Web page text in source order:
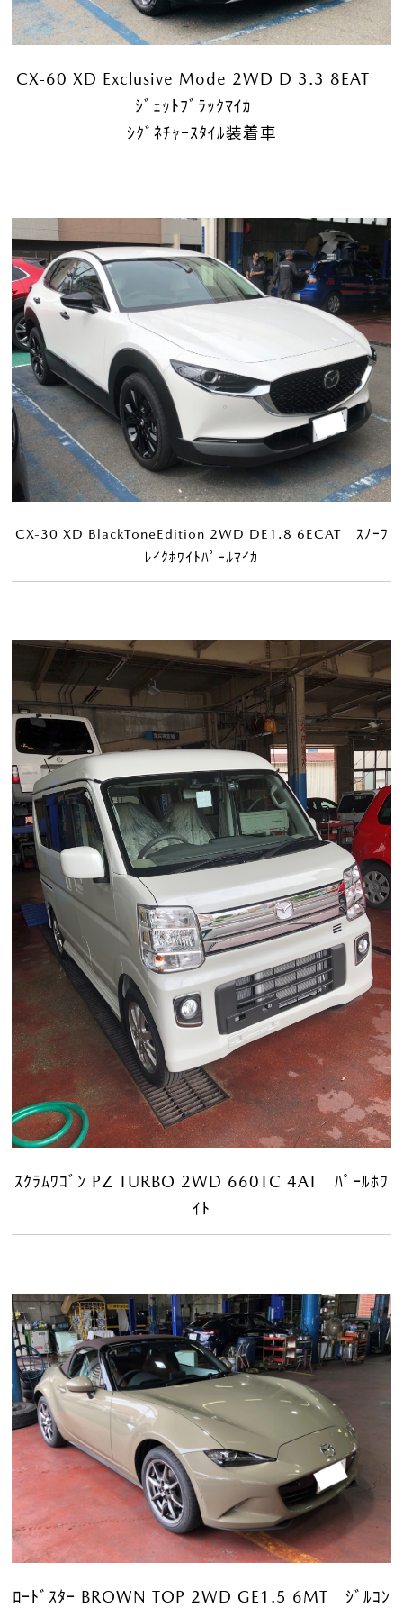
CX-60 XD Exclusive Mode 2WD D 3.3 8EAT
ｼﾞｪｯﾄﾌﾞﾗｯｸﾏｲｶ
ｼｸﾞﾈﾁｬｰｽﾀｲﾙ装着車
CX-30 XD BlackToneEdition 2WD DE1.8 6ECAT ｽﾉｰﾌ
ﾚｲｸﾎﾜｲﾄﾊﾟｰﾙﾏｲｶ
ｽｸﾗﾑﾜｺﾞﾝ PZ TURBO 2WD 660TC 4AT ﾊﾟｰﾙﾎﾜ
ｲﾄ
ﾛｰﾄﾞｽﾀｰ BROWN TOP 2WD GE1.5 6MT ｼﾞﾙｺﾝ